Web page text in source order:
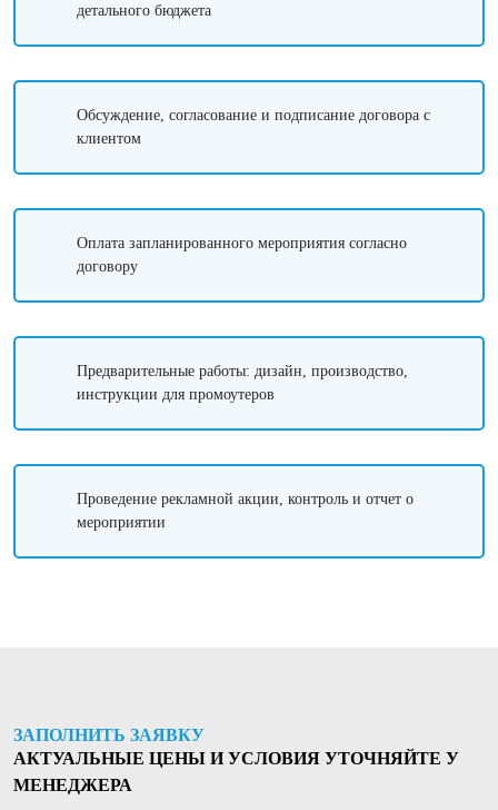
детального бюджета
Обсуждение, согласование и подписание договора с
клиентом
Оплата запланированного мероприятия согласно
договору
Предварительные работы: дизайн, производство,
инструкции для промоутеров
Проведение рекламной акции, контроль и отчет о
мероприятии
ЗАПОЛНИТЬ ЗАЯВКУ
АКТУАЛЬНЫЕ ЦЕНЫ И УСЛОВИЯ УТОЧНЯЙТЕ У
МЕНЕДЖЕРА